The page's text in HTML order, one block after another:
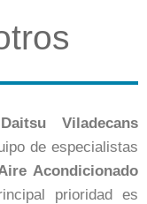
Viladecans
de especialistas
Acondicionado
prioridad es